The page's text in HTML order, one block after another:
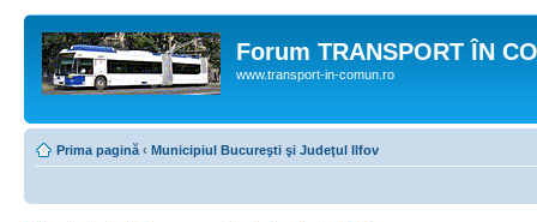
Forum TRANSPORT ÎN
www.transport-in-comun.ro
Prima pagină ‹ Municipiul Bucureşti şi Judeţul Ilfov